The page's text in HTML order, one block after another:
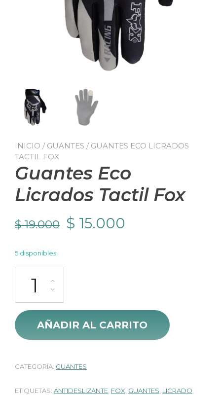
INICIO / GUANTES / GUANTES ECO LICRADOS
TACTIL FOX
Guantes Eco
Licrados Tactil Fox
$19.000 El
$ 19.000.
$ 15.000
$ 15.000.
5 disponibles
AÑADIR AL CARRITO
CATEGORÍA: GUANTES
ETIQUETAS: ANTIDESLIZANTE FOX GUANTES LICRADO